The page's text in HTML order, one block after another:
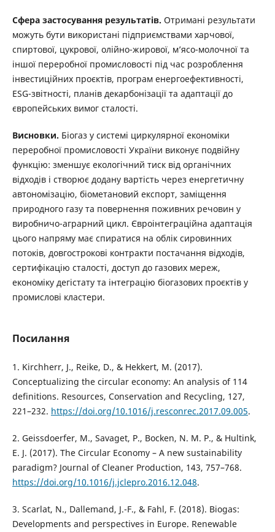
Сфера застосування результатів. Отримані результати
можуть бути використані підприємствами харчової,
спиртової, цукрової, олійно-жирової, м’ясо-молочної та
іншої переробної промисловості під час розроблення
інвестиційних проєктів, програм енергоефективності,
ESG-звітності, планів декарбонізації та адаптації до
європейських вимог сталості.
Висновки. Біогаз у системі циркулярної економіки
переробної промисловості України виконує подвійну
функцію: зменшує екологічний тиск від органічних
відходів і створює додану вартість через енергетичну
автономізацію, біометановий експорт, заміщення
природного газу та повернення поживних речовин у
виробничо-аграрний цикл. Євроінтеграційна адаптація
цього напряму має спиратися на облік сировинних
потоків, довгострокові контракти постачання відходів,
сертифікацію сталості, доступ до газових мереж,
економіку дегістату та інтеграцію біогазових проєктів у
промислові кластери.
Посилання
1. Kirchherr, J., Reike, D., & Hekkert, M. (2017).
Conceptualizing the circular economy: An analysis of 114
definitions. Resources, Conservation and Recycling, 127,
221–232. https://doi.org/10.1016/j.resconrec.2017.09.005.
2. Geissdoerfer, M., Savaget, P., Bocken, N. M. P., & Hultink,
E. J. (2017). The Circular Economy – A new sustainability
paradigm? Journal of Cleaner Production, 143, 757–768.
https://doi.org/10.1016/j.jclepro.2016.12.048.
3. Scarlat, N., Dallemand, J.-F., & Fahl, F. (2018). Biogas:
Developments and perspectives in Europe. Renewable